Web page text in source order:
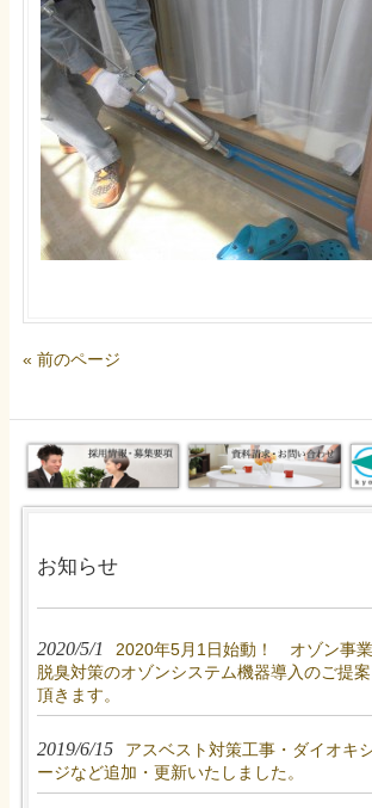
« 前のページ
お知らせ
2020/5/1
2020年5月1日始動！ オゾン事
脱臭対策のオゾンシステム機器導入のご提
頂きます。
2019/6/15
アスベスト対策工事・ダイオキ
ージなど追加・更新いたしました。